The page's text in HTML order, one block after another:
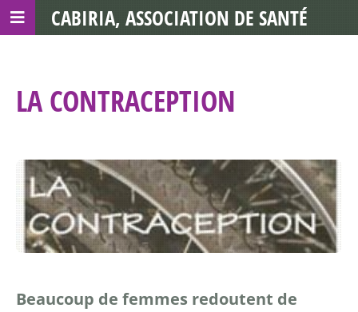
LA CONTRACEPTION
Beaucoup de femmes redoutent de
CABIRIA, ASSOCIATION DE SANTÉ